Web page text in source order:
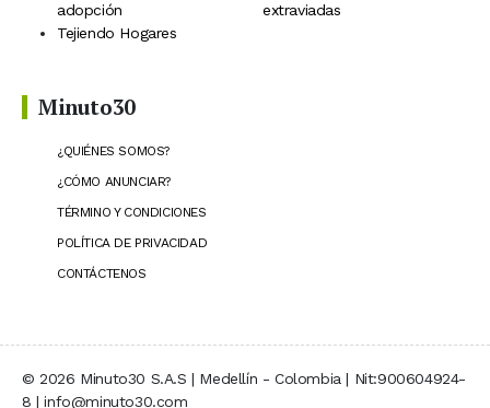
adopción
extraviadas
Tejiendo Hogares
Minuto30
¿QUIÉNES SOMOS?
¿CÓMO ANUNCIAR?
TÉRMINO Y CONDICIONES
POLÍTICA DE PRIVACIDAD
CONTÁCTENOS
© 2026 Minuto30 S.A.S | Medellín - Colombia | Nit:900604924-
8 | info@minuto30.com